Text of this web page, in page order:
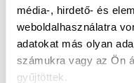
média-, hirdető- és
weboldalhasználatra
adatokat más olyan
számukra vagy az Ön
gyűjtöttek.
6. Az
Az alábbiakban a
vonatkozó
Felhívjuk azonban